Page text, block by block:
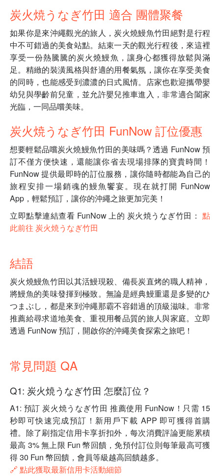
炭火焼うなぎ竹田 適合 團體聚餐
如果你是來沖繩觀光的旅人，炭火燒鰻魚竹田絕對是行程
中不可錯過的美食站點。結束一天的觀光行程後，來這裡
享受一份熱騰騰的炭火燒鰻魚，讓身心都獲得放鬆與滿
足。精緻的裝潢風格與舒適的用餐氣氛，讓你在享受美食
的同時，也能感受到濃濃的日式風情。店家也歡迎攜帶嬰
幼兒與學齡前兒童，並允許嬰兒推車進入，非常適合闔家
光臨，一同品嚐美味。
炭火焼うなぎ竹田 FunNow 訂位優惠
想要輕鬆品嚐炭火燒鰻魚竹田的美味嗎？透過 FunNow 預
訂不僅方便快速，還能讓你省去現場排隊的寶貴時間！
FunNow 提供最即時的訂位服務，讓你隨時都能為自己的
旅程安排一場銷魂的鰻魚饗宴。現在就打開 FunNow
App，輕鬆預訂，讓你的沖繩之旅更加完美！
立即點擊連結查看 FunNow 上的 炭火焼うなぎ竹田： 點
此前往 炭火焼うなぎ竹田
結語
炭火燒鰻魚竹田以其活鰻現殺、備長炭直烤的職人精神，
將鰻魚的美味發揮到極致。無論是經典鰻重還是多變的ひ
つまぶし，都是來到沖繩那霸不容錯過的頂級滋味。非常
推薦給尋求道地美食、重視用餐品質的旅人與家庭。立即
透過 FunNow 預訂，開啟你的沖繩美食探索之旅吧！
常見問題 QA
Q1: 炭火焼うなぎ竹田 怎麼訂位？
A1: 預訂 炭火焼うなぎ竹田 推薦使用 FunNow！只需 15
秒即可快速完成預訂！新用戶下載 APP 即可獲得首購
禮。除了刷指定信用卡享折扣外，每次消費評論更能累積
最高 3% 無上限 Fun 幣回饋，免預付訂位則每筆最高可獲
得 30 Fun 幣回饋，會員等級越高回饋越多。
🔗 點此獲取最新信用卡活動細節